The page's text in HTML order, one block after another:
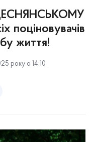
поціновувачів
життя!
року о 14:10